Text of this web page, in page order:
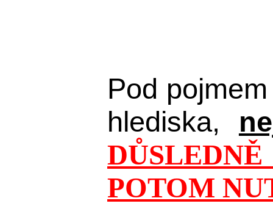
Pod pojmem
hlediska,
POTOM